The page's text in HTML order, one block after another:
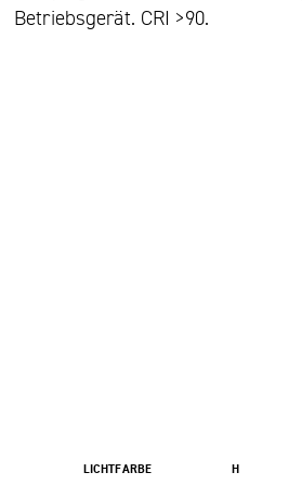
Betriebsgerät. CRI >90.
LICHTFARBE H